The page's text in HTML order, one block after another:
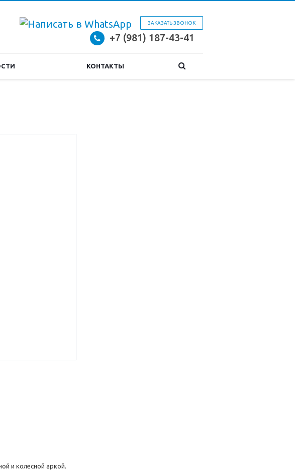
ЗАКАЗАТЬ ЗВОНОК
+7 (981) 187-43-41
КОНТАКТЫ
и колесной аркой.